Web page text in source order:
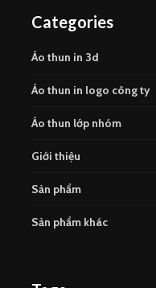
Categories
Áo thun in 3d
Áo thun in logo công ty
Áo thun lớp nhóm
Giới thiệu
Sản phẩm
Sản phẩm khác